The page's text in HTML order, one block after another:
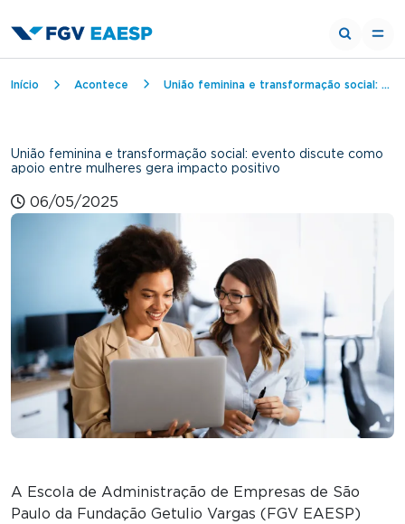
Trilha de navegação
Início Acontece União feminina e transformação social: evento discute como apoio entre mulheres gera impacto positivo
União feminina e transformação social: evento discute como
apoio entre mulheres gera impacto positivo
06/05/2025
A Escola de Administração de Empresas de São
Paulo da Fundação Getulio Vargas (FGV EAESP)